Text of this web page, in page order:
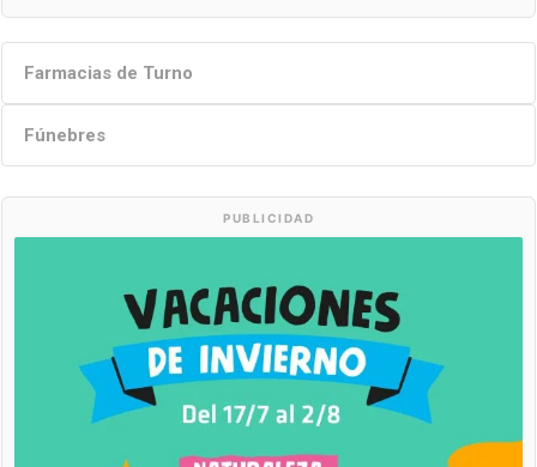
Farmacias de Turno
Fúnebres
PUBLICIDAD